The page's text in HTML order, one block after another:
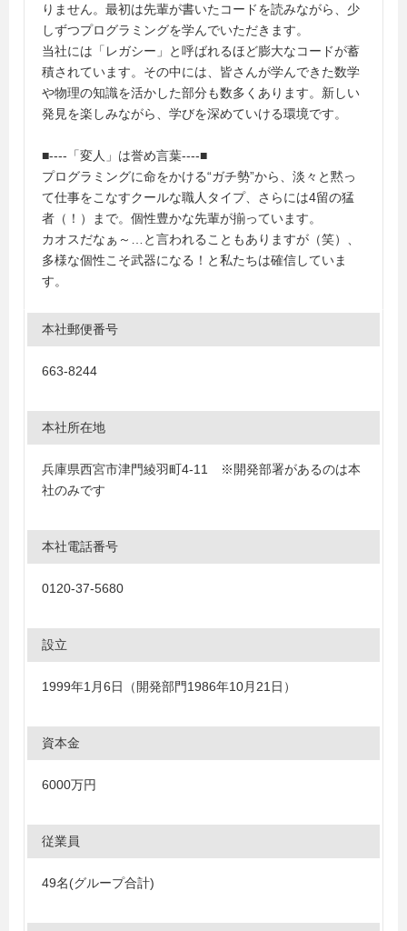
りません。最初は先輩が書いたコードを読みながら、少
しずつプログラミングを学んでいただきます。
当社には「レガシー」と呼ばれるほど膨大なコードが蓄
積されています。その中には、皆さんが学んできた数学
や物理の知識を活かした部分も数多くあります。新しい
発見を楽しみながら、学びを深めていける環境です。
■----「変人」は誉め言葉----■
プログラミングに命をかける“ガチ勢”から、淡々と黙っ
て仕事をこなすクールな職人タイプ、さらには4留の猛
者（！）まで。個性豊かな先輩が揃っています。
カオスだなぁ～…と言われることもありますが（笑）、
多様な個性こそ武器になる！と私たちは確信していま
す。
本社郵便番号
663-8244
本社所在地
兵庫県西宮市津門綾羽町4-11 ※開発部署があるのは本
社のみです
本社電話番号
0120-37-5680
設立
1999年1月6日（開発部門1986年10月21日）
資本金
6000万円
従業員
49名(グループ合計)